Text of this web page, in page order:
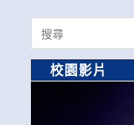
for:
校園影片